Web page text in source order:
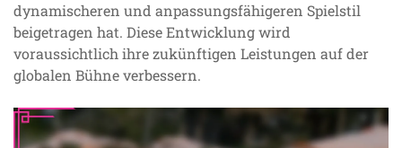
dynamischeren und anpassungsfähigeren Spielstil
beigetragen hat. Diese Entwicklung wird
voraussichtlich ihre zukünftigen Leistungen auf der
globalen Bühne verbessern.